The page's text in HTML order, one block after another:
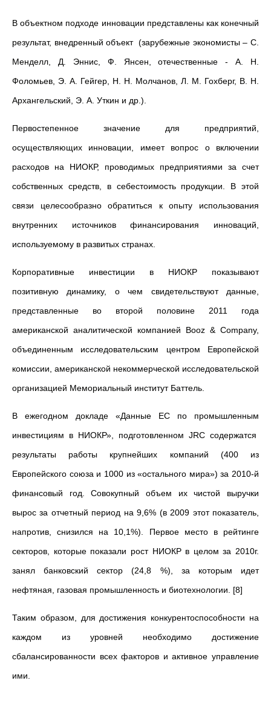
В объектном подходе инновации представлены как конечный
результат, внедренный объект (зарубежные экономисты – С.
Менделл, Д. Эннис, Ф. Янсен, отечественные - А. Н.
Фоломьев, Э. А. Гейгер, Н. Н. Молчанов, Л. М. Гохберг, В. Н.
Архангельский, Э. А. Уткин и др.).
Первостепенное значение для предприятий,
осуществляющих инновации, имеет вопрос о включении
расходов на НИОКР, проводимых предприятиями за счет
собственных средств, в себестоимость продукции. В этой
связи целесообразно обратиться к опыту использования
внутренних источников финансирования инноваций,
используемому в развитых странах.
Корпоративные инвестиции в НИОКР показывают
позитивную динамику, о чем свидетельствуют данные,
представленные во второй половине 2011 года
американской аналитической компанией Booz & Company,
объединенным исследовательским центром Европейской
комиссии, американской некоммерческой исследовательской
организацией Мемориальный институт Баттель.
В ежегодном докладе «Данные ЕС по промышленным
инвестициям в НИОКР», подготовленном JRC содержатся
результаты работы крупнейших компаний (400 из
Европейского союза и 1000 из «остального мира») за 2010-й
финансовый год. Совокупный объем их чистой выручки
вырос за отчетный период на 9,6% (в 2009 этот показатель,
напротив, снизился на 10,1%). Первое место в рейтинге
секторов, которые показали рост НИОКР в целом за 2010г.
занял банковский сектор (24,8 %), за которым идет
нефтяная, газовая промышленность и биотехнологии. [8]
Таким образом, для достижения конкурентоспособности на
каждом из уровней необходимо достижение
сбалансированности всех факторов и активное управление
ими.